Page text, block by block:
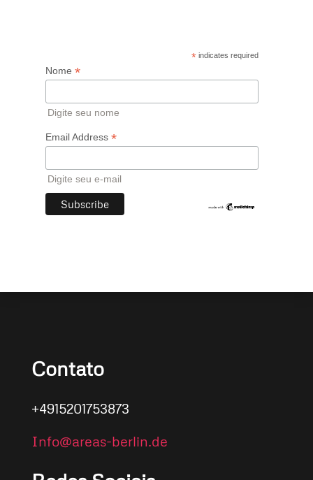
* indicates required
Nome *
Digite seu nome
Email Address *
Digite seu e-mail
Contato
+4915201753873
Info@areas-berlin.de